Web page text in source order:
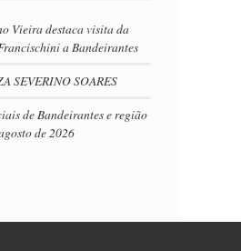
Vieira destaca visita da
a Bandeirantes
SEVERINO SOARES
de Bandeirantes e região
de 2026